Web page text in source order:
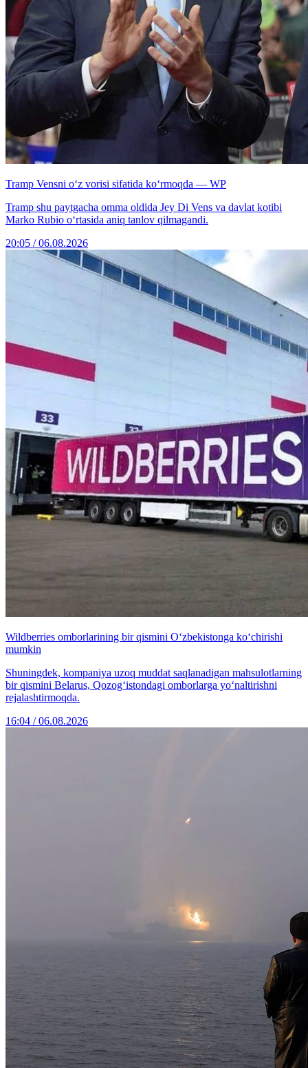
Tramp Vensni o‘z vorisi sifatida ko‘rmoqda — WP
Tramp shu paytgacha omma oldida Jey Di Vens va davlat kotibi
Marko Rubio o‘rtasida aniq tanlov qilmagandi.
20:05 / 06.08.2026
Wildberries omborlarining bir qismini O‘zbekistonga ko‘chirishi
mumkin
Shuningdek, kompaniya uzoq muddat saqlanadigan mahsulotlarning
bir qismini Belarus, Qozog‘istondagi omborlarga yo‘naltirishni
rejalashtirmoqda.
16:04 / 06.08.2026